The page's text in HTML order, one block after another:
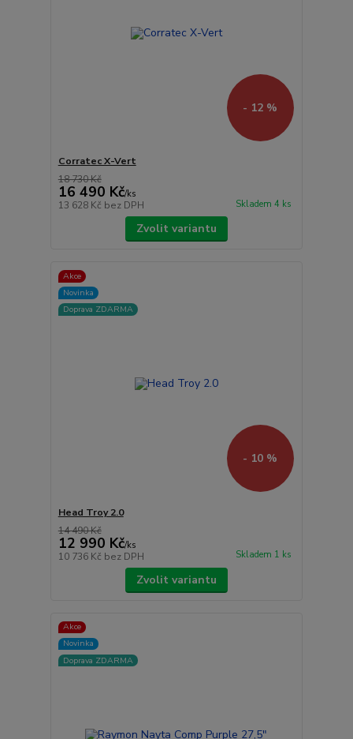
- 12 %
Corratec X-Vert
18 730 Kč
16 490 Kč/ks
13 628 Kč bez DPH Skladem 4 ks
Zvolit variantu
Akce
Novinka
Doprava ZDARMA
- 10 %
Head Troy 2.0
14 490 Kč
12 990 Kč/ks
10 736 Kč bez DPH Skladem 1 ks
Zvolit variantu
Akce
Novinka
Doprava ZDARMA